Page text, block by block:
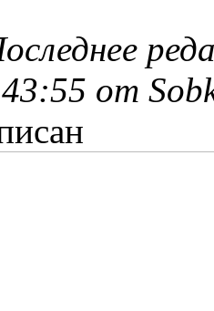
от